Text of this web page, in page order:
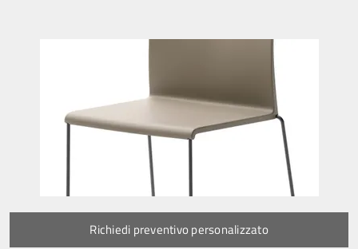
Richiedi preventivo personalizzato